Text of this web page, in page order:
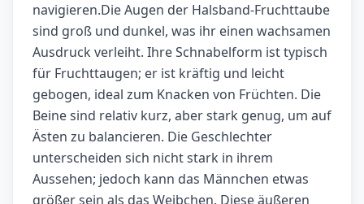
navigieren.Die Augen der Halsband-Fruchttaube
sind groß und dunkel, was ihr einen wachsamen
Ausdruck verleiht. Ihre Schnabelform ist typisch
für Fruchttaugen; er ist kräftig und leicht
gebogen, ideal zum Knacken von Früchten. Die
Beine sind relativ kurz, aber stark genug, um auf
Ästen zu balancieren. Die Geschlechter
unterscheiden sich nicht stark in ihrem
Aussehen; jedoch kann das Männchen etwas
größer sein als das Weibchen. Diese äußeren